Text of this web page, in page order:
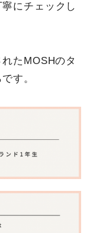
にチェックし
たMOSHのタ
す。